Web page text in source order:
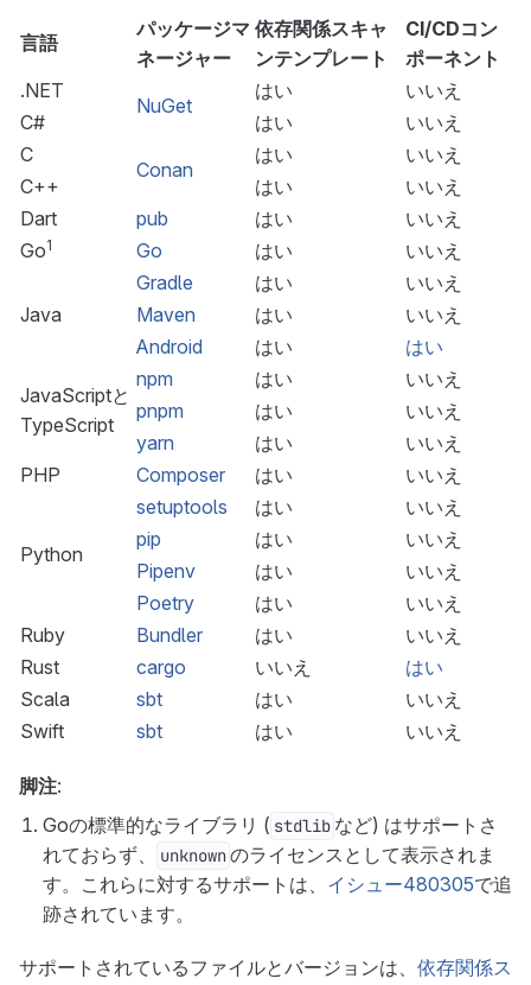
言語
パッケージマ
ネージャー
依存関係スキャ
ンテンプレート
CI/CDコン
ポーネント
.NET
NuGet
はい
いいえ
C#
はい
いいえ
C
Conan
はい
いいえ
C++
はい
いいえ
Dart
pub はい
いいえ
Go1 Go はい いいえ
Java
Gradle はい
いいえ
Maven
はい
いいえ
Android
はい はい
JavaScriptと
TypeScript
npm はい
いいえ
pnpm
はい
いいえ
yarn
はい
いいえ
PHP
Composer はい いいえ
Python
setuptools はい
いいえ
pip
はい
いいえ
Pipenv
はい
いいえ
Poetry
はい
いいえ
Ruby
Bundler はい
いいえ
Rust
cargo いいえ
はい
Scala
sbt はい
いいえ
Swift
sbt はい いいえ
脚注:
Goの標準的なライブラリ ( stdlib など) はサポートさ
れておらず、
unknownのライセンスとして表示されま
す。これらに対するサポートは、 イシュー480305で追
跡されています。
サポートされているファイルとバージョンは、 依存関係ス